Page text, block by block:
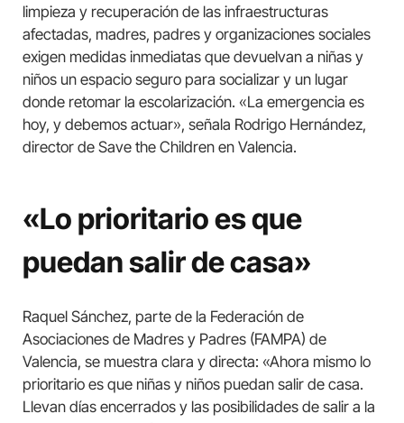
limpieza y recuperación de las infraestructuras
afectadas, madres, padres y organizaciones sociales
exigen medidas inmediatas que devuelvan a niñas y
niños un espacio seguro para socializar y un lugar
donde retomar la escolarización. «La emergencia es
hoy, y debemos actuar», señala Rodrigo Hernández,
director de Save the Children en Valencia.
«Lo prioritario es que
puedan salir de casa»
Raquel Sánchez, parte de la Federación de
Asociaciones de Madres y Padres (FAMPA) de
Valencia, se muestra clara y directa: «Ahora mismo lo
prioritario es que niñas y niños puedan salir de casa.
Llevan días encerrados y las posibilidades de salir a la